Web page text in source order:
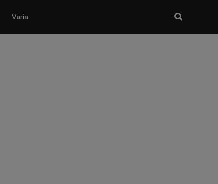
Varia